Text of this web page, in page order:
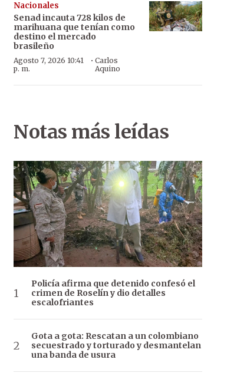
Nacionales
Senad incauta 728 kilos de
marihuana que tenían como
destino el mercado
brasileño
Agosto 7, 2026 10:41
p. m.
· Carlos
Aquino
Notas más leídas
Policía afirma que detenido confesó el
crimen de Roselín y dio detalles
escalofriantes
Gota a gota: Rescatan a un colombiano
secuestrado y torturado y desmantelan
una banda de usura